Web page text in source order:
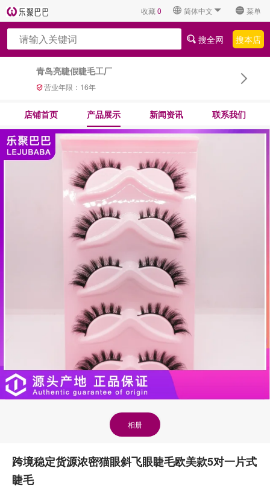
收藏0 简体中文 菜单
青岛亮睫假睫毛工厂
营业年限： 16年
搜全网 搜本店
店铺首页 产品展示 新闻资讯 联系我们
相册
跨境稳定货源浓密猫眼斜飞眼睫毛欧美款5对一片式
睫毛